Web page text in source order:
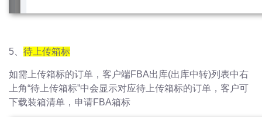
5、 待上传箱标
如需上传箱标的订单，客户端FBA出库(出库中转)列表中右
上角“待上传箱标”中会显示对应待上传箱标的订单，客户可
下载装箱清单，申请FBA箱标